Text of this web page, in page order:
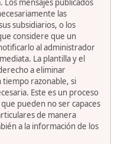
mensajes publicados
las
subsidiarios, o los
considere que un
al administrador
La plantilla y el
a eliminar
razonable, si
Este es un proceso
pueden no ser capaces
de manera
a la información de los